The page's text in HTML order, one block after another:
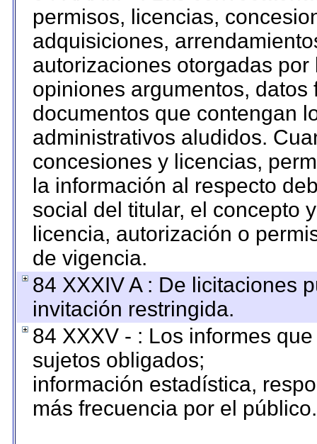
permisos, licencias,
adquisiciones,
autorizaciones otorgadas
opiniones argumentos,
documentos que contengan
administrativos aludidos.
concesiones y licencias,
la información al respecto
social del titular, el concepto
licencia, autorización o
de vigencia.
84 XXXIV A : De licitaciones
invitación restringida.
84 XXXV - : Los informes
sujetos obligados;
información estadística,
más frecuencia por el público.